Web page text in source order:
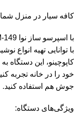
کافه سیار در منزل
با توانایی تهیه انواع
کاپوچینو، این دستگاه
خود را در خانه تجربه
جوش هم استفاده کنید.
ویژگی‌های دستگاه: